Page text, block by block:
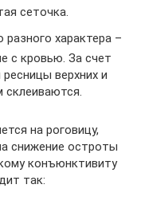
сеточка.
характера –
с кровью. За счет
верхних и
склеиваются.
на роговицу,
снижение остроты
конъюнктивиту
так: